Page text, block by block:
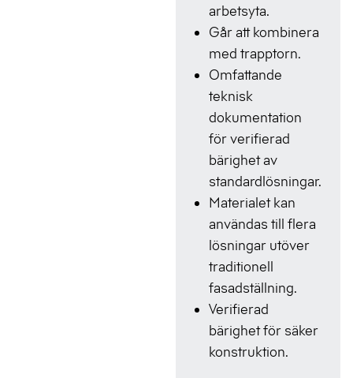
arbetsyta.
Går att kombinera
med trapptorn.
Omfattande
teknisk
dokumentation
för verifierad
bärighet av
standardlösningar.
Materialet kan
användas till flera
lösningar utöver
traditionell
fasadställning.
Verifierad
bärighet för säker
konstruktion.